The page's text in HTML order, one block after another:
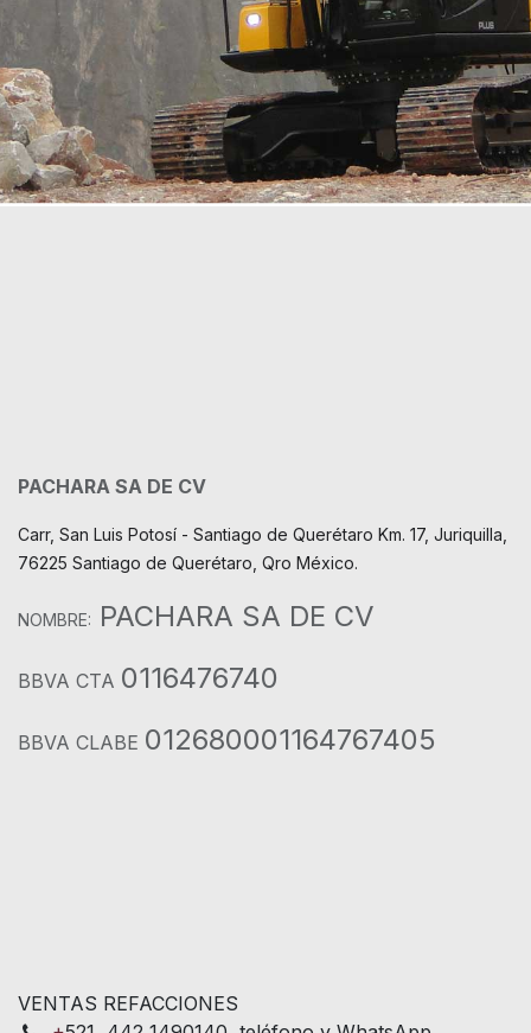
PACHARA SA DE CV
Carr, San Luis Potosí - Santiago de Querétaro Km. 17, Juriquilla,
76225 Santiago de Querétaro, Qro México.
NOMBRE: PACHARA SA DE CV
BBVA CTA 0116476740
BBVA CLABE 012680001164767405
VENTAS REFACCIONES